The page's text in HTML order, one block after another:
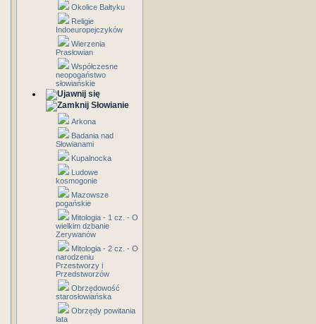
Okolice Bałtyku
Religie
Indoeuropejczyków
Wierzenia
Prasłowian
Współczesne
neopogaństwo
słowiańskie
Słowianie
Arkona
Badania nad
Słowianami
Kupalnocka
Ludowe
kosmogonie
Mazowsze
pogańskie
Mitologia - 1 cz. - O
wielkim dzbanie
Zerywanów
Mitologia - 2 cz. - O
narodzeniu
Przestworzy i
Przedstworzów
Obrzędowość
starosłowiańska
Obrzędy powitania
lata